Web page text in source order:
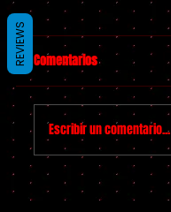
Comentarios
Escribir un comentario...
REVIEWS